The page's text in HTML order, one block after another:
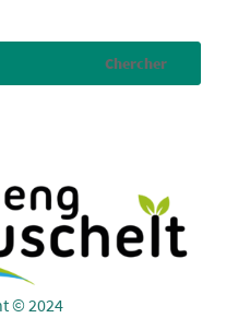
© 2024